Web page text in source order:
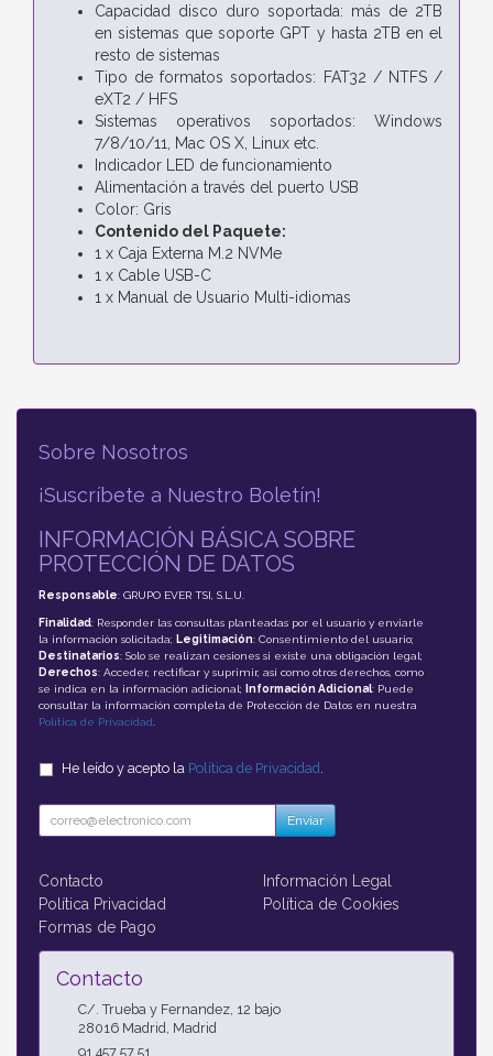
Capacidad disco duro soportada: más de 2TB
en sistemas que soporte GPT y hasta 2TB en el
resto de sistemas
Tipo de formatos soportados: FAT32 / NTFS /
eXT2 / HFS
Sistemas operativos soportados: Windows
7/8/10/11, Mac OS X, Linux etc.
Indicador LED de funcionamiento
Alimentación a través del puerto USB
Color: Gris
Contenido del Paquete:
1 x Caja Externa M.2 NVMe
1 x Cable USB-C
1 x Manual de Usuario Multi-idiomas
Sobre Nosotros
¡Suscríbete a Nuestro Boletín!
INFORMACIÓN BÁSICA SOBRE
PROTECCIÓN DE DATOS
Responsable: GRUPO EVER TSI, S.L.U.
Finalidad: Responder las consultas planteadas por el usuario y enviarle
la información solicitada; Legitimación: Consentimiento del usuario;
Destinatarios: Solo se realizan cesiones si existe una obligación legal;
Derechos: Acceder, rectificar y suprimir, así como otros derechos, como
se indica en la información adicional;
Información Adicional: Puede
consultar la información completa de Protección de Datos en nuestra
Política de Privacidad
He leído y acepto la Política de Privacidad
Enviar
Contacto
Información Legal
Política Privacidad
Política de Cookies
Formas de Pago
Contacto
C/. Trueba y Fernandez, 12 bajo
28016 Madrid Madrid
91 457 57 51